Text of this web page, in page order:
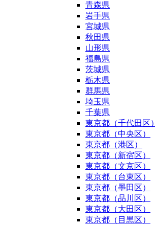
青森県
岩手県
宮城県
秋田県
山形県
福島県
茨城県
栃木県
群馬県
埼玉県
千葉県
東京都（千代田区）
東京都（中央区）
東京都（港区）
東京都（新宿区）
東京都（文京区）
東京都（台東区）
東京都（墨田区）
東京都（品川区）
東京都（大田区）
東京都（目黒区）